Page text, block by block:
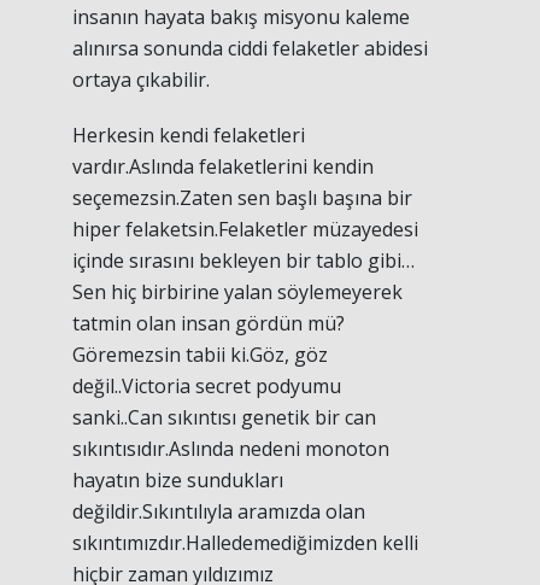
insanın hayata bakış misyonu kaleme
alınırsa sonunda ciddi felaketler abidesi
ortaya çıkabilir.
Herkesin kendi felaketleri
vardır.Aslında felaketlerini kendin
seçemezsin.Zaten sen başlı başına bir
hiper felaketsin.Felaketler müzayedesi
içinde sırasını bekleyen bir tablo gibi…
Sen hiç birbirine yalan söylemeyerek
tatmin olan insan gördün mü?
Göremezsin tabii ki.Göz, göz
değil..Victoria secret podyumu
sanki..Can sıkıntısı genetik bir can
sıkıntısıdır.Aslında nedeni monoton
hayatın bize sundukları
değildir.Sıkıntılıyla aramızda olan
sıkıntımızdır.Halledemediğimizden kelli
hiçbir zaman yıldızımız